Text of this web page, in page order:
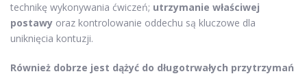
technikę wykonywania ćwiczeń; utrzymanie właściwej
postawy oraz kontrolowanie oddechu są kluczowe dla
uniknięcia kontuzji.
Również dobrze jest dążyć do długotrwałych przytrzymań